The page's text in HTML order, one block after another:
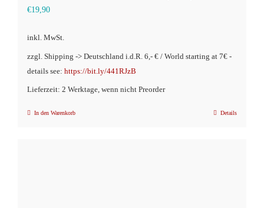
€19,90
inkl. MwSt.
zzgl. Shipping -> Deutschland i.d.R. 6,- € / World starting at 7€ -
details see: https://bit.ly/441RJzB
Lieferzeit: 2 Werktage, wenn nicht Preorder
In den Warenkorb Details